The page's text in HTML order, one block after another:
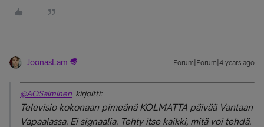
JoonasLam Forum|Forum|4 years ago
@AOSalminen kirjoitti:
Televisio kokonaan pimeänä KOLMATTA päivää Vantaan
Vapaalassa. Ei signaalia. Tehty itse kaikki, mitä voi tehdä.